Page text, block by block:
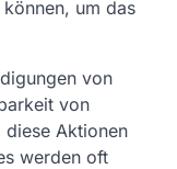
um das
von
von
Aktionen
werden oft